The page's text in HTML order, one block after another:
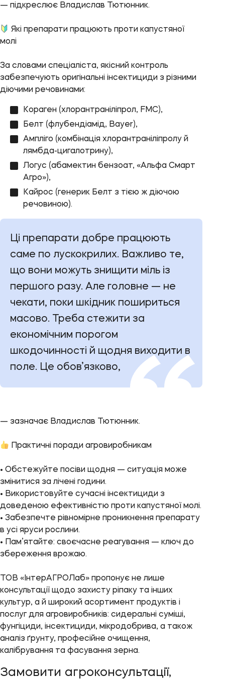
— підкреслює Владислав Тютюнник.
Які препарати працюють проти капустяної
молі
За словами спеціаліста, якісний контроль
забезпечують оригінальні інсектициди з різними
діючими речовинами:
Кораген (хлорантраніліпрол, FMC),
Белт (флубендіамід, Bayer),
Ампліго (комбінація хлорантраніліпролу й
лямбда-цигалотрину),
Логус (абамектин бензоат, «Альфа Смарт
Агро»),
Кайрос (генерик Белт з тією ж діючою
речовиною).
Ці препарати добре працюють
саме по лускокрилих. Важливо те,
що вони можуть знищити міль із
першого разу. Але головне — не
чекати, поки шкідник пошириться
масово. Треба стежити за
економічним порогом
шкодочинності й щодня виходити в
поле. Це обов’язково,
— зазначає Владислав Тютюнник.
Практичні поради агровиробникам
• Обстежуйте посіви щодня — ситуація може
змінитися за лічені години.
• Використовуйте сучасні інсектициди з
доведеною ефективністю проти капустяної молі.
• Забезпечте рівномірне проникнення препарату
в усі яруси рослини.
• Пам’ятайте: своєчасне реагування — ключ до
збереження врожаю.
ТОВ «ІнтерАГРОЛаб» пропонує не лише
консультації щодо захисту ріпаку та інших
культур, а й широкий асортимент продуктів і
послуг для агровиробників: сидеральні суміші,
фунгіциди, інсектициди, мікродобрива, а також
аналіз ґрунту, професійне очищення,
калібрування та фасування зерна.
Замовити агроконсультації,